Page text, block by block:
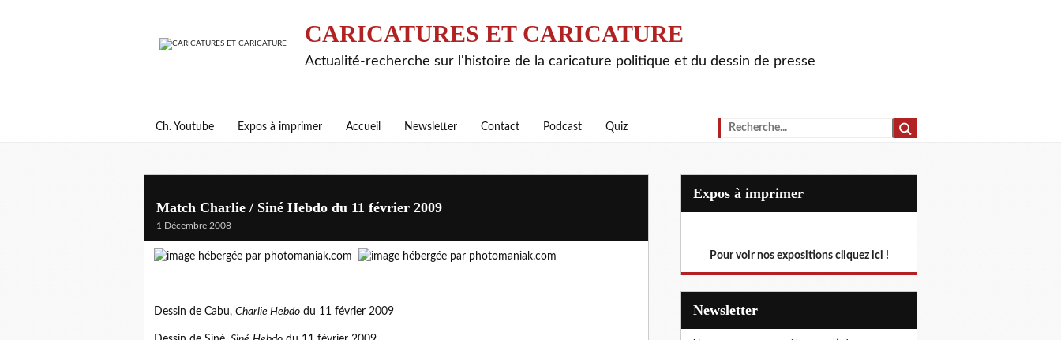
CARICATURES ET CARICATURE
Actualité-recherche sur l'histoire de la caricature politique et du dessin de presse
Ch. Youtube Expos à imprimer Accueil Newsletter Contact Podcast Quiz
Match Charlie / Siné Hebdo du 11 février 2009
1 Décembre 2008
Dessin de Cabu, Charlie Hebdo du 11 février 2009
Expos à imprimer
Pour voir nos expositions cliquez ici !
Newsletter